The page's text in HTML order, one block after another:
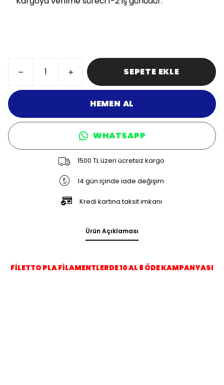
SEPETE EKLE
HEMEN AL
WHATSAPP
1500 TL üzeri ücretsiz kargo
14 gün içinde iade değişim
Kredi kartına taksit imkanı
Ürün Açıklaması
FİLETTO PLA FİLAMENTLERDE 10 AL 8 ÖDE KAMPANYASI